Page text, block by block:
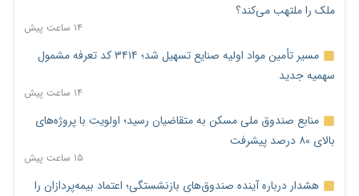
ملک را ملتهب می‌کند؟
۱۴ ساعت پیش
مسیر تأمین مواد اولیه صنایع تسهیل شد؛ ۳۴۱۴ کد تعرفه مشمول
سهمیه جدید
۱۴ ساعت پیش
منابع صندوق ملی مسکن به متقاضیان رسید؛ اولویت با پروژه‌های
بالای ۸۰ درصد پیشرفت
۱۵ ساعت پیش
هشدار درباره آینده صندوق‌های بازنشستگی؛ اعتماد بیمه‌پردازان را